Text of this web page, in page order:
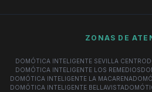
ZONAS DE
DOMÓTICA INTELIGENTE SEVILLA CENTRO
DOMÓTICA INTELIGENTE LOS REMEDIOS
DOMÓTICA INTELIGENTE LA MACARENA
DOMÓTICA INTELIGENTE BELLAVISTA